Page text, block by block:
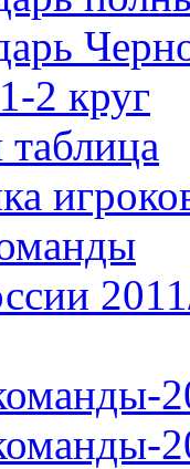
2 круг
таблица